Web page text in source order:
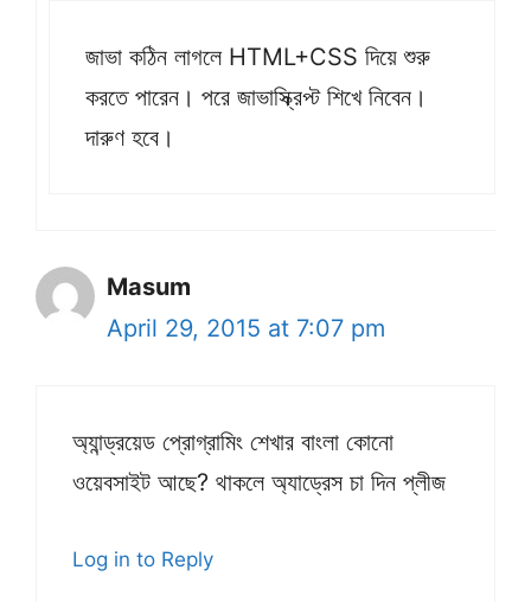
জাভা কঠিন লাগলে HTML+CSS দিয়ে শুরু
করতে পারেন। পরে জাভাস্ক্রিপ্ট শিখে নিবেন।
দারুণ হবে।
Masum
April 29, 2015 at 7:07 pm
অ্যান্ড্রয়েড প্রোগ্রামিং শেখার বাংলা কোনো
ওয়েবসাইট আছে? থাকলে অ্যাড্রেস চা দিন প্লীজ
Log in to Reply